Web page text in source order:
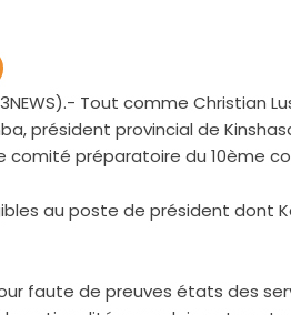
Tout comme Christian
président provincial de
comité préparatoire du 10ème
au poste de président dont
faute de preuves états des